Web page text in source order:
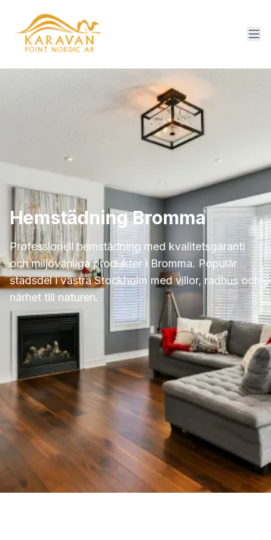
Hemstädning Bromma
Professionell hemstädning med kvalitetsgaranti
och miljövänliga produkter i Bromma. Populär
stadsdel i västra Stockholm med villor, radhus och
närhet till naturen.